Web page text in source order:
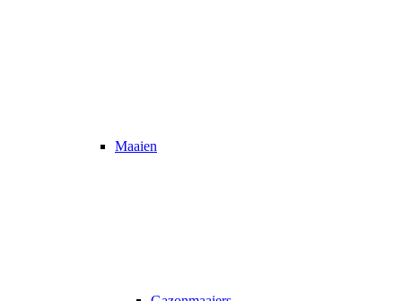
Maaien